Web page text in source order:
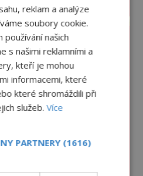
reklam a analýze
soubory cookie.
používání našich
s našimi reklamními a
kteří je mohou
informacemi, které
které shromáždili při
služeb.Více
PARTNERY (1616)